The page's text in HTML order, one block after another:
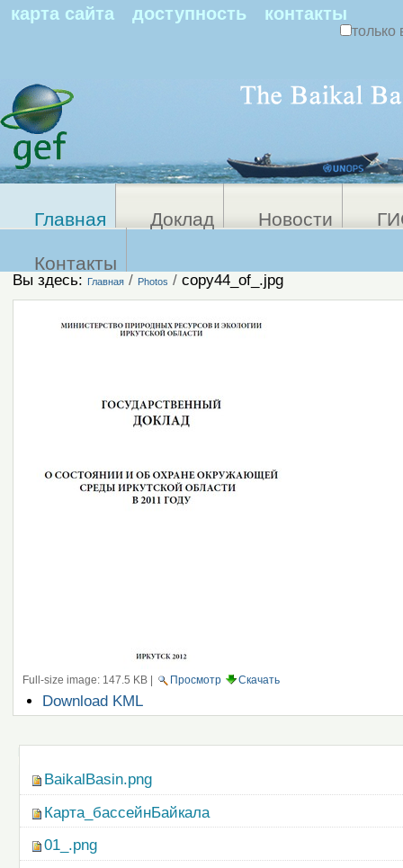
карта сайта доступность контакты
только
Главная Доклад Новости
Контакты
Вы здесь: Главная / Photos / copy44_of_.jpg
Full-size image: 147.5 KB| Просмотр Скачать
Операции
с
Download KML
BaikalBasin.png
Карта_бассейнБайкала
01_.png